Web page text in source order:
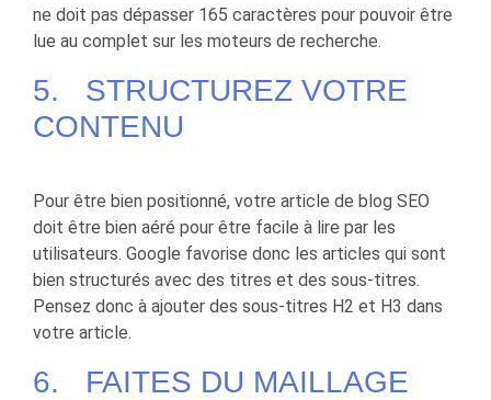
ne doit pas dépasser 165 caractères pour pouvoir être
lue au complet sur les moteurs de recherche.
5. STRUCTUREZ VOTRE
CONTENU
Pour être bien positionné, votre article de blog SEO
doit être bien aéré pour être facile à lire par les
utilisateurs. Google favorise donc les articles qui sont
bien structurés avec des titres et des sous-titres.
Pensez donc à ajouter des sous-titres H2 et H3 dans
votre article.
6. FAITES DU MAILLAGE